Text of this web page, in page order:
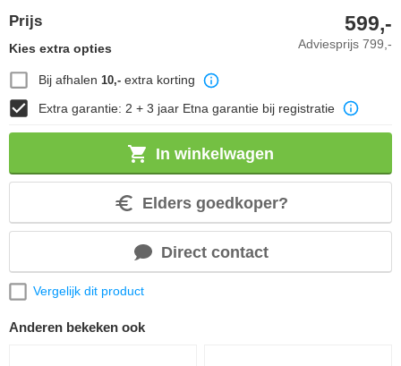
Prijs
Adviesprijs 799,-
599,-
Kies extra opties
Bij afhalen 10,-extra korting
Extra garantie: 2 + 3 jaar Etna garantie bij registratie
In winkelwagen
Elders goedkoper?
Direct contact
Vergelijk dit product
Anderen bekeken ook